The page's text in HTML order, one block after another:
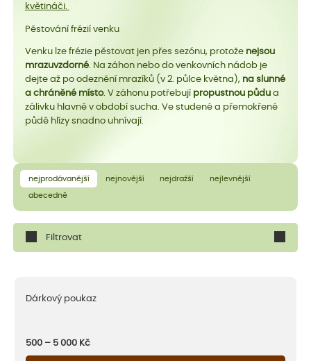
květináči.
Pěstování frézií venku
Venku lze frézie pěstovat jen přes sezónu, protože nejsou
mrazuvzdorné. Na záhon nebo do venkovních nádob je
dejte až po odeznění mrazíků (v 2. půlce května), na slunné
a chráněné místo. V záhonu potřebují propustnou půdua
zálivku hlavně v období sucha. Ve studené a přemokřené
půdě hlízy snadno uhnívají.
nejprodávanější nejnovější nejdražší nejlevnější
abecedně
Filtrovat
Dárkový poukaz
500 – 5 000 Kč